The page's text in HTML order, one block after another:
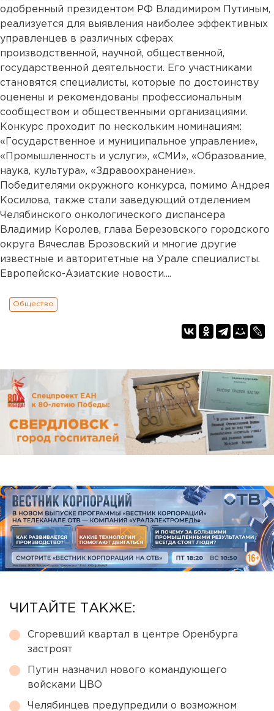
одобренный президентом РФ Владимиром Путиным,
реализуется для выявления наиболее эффективных
управленцев в различных сферах
производственной, научной, общественной,
государственной деятельности. Его участниками
становятся специалисты, которые по достоинству
оценены и рекомендованы профессиональным
сообществом и общественными организациями.
Конкурс проходит по нескольким номинациям:
«Государственное и муниципальное управление»,
«Промышленность и услуги», «СМИ», «Образование,
наука, культура», «Здравоохранение».
Победителями окружного конкурса, помимо Андрея
Косилова, также стали заведующий отделением
Челябинского онкологического диспансера
Владимир Королев, глава Березовского городского
округа Вячеслав Брозовский и многие другие
известные и авторитетные на Урале специалисты.
Европейско-Азиатские новости....
Общество
ЧИТАЙТЕ ТАКЖЕ:
Сгоревший квартал в центре Оренбурга
застроят
Путин назначил нового командующего
войсками ЦВО
Челябинцев предупредили о возможном